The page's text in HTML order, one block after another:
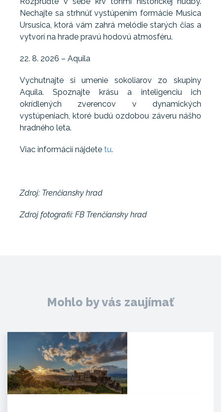
Nechajte sa strhnúť vystúpením formácie Musica
Ursusica, ktorá vám zahrá melódie starých čias a
vytvorí na hrade pravú hodovú atmosféru.
22. 8. 2026 – Aquila
Vychutnajte si umenie sokoliarov zo skupiny
Aquila. Spoznajte krásu a inteligenciu ich
okrídlených zverencov v dynamických
vystúpeniach, ktoré budú ozdobou záveru nášho
hradného leta.
Viac informácií nájdete tu.
Zdroj: Trenčiansky hrad
Zdroj fotografií: FB Trenčiansky hrad
Mohlo by vás zaujímať